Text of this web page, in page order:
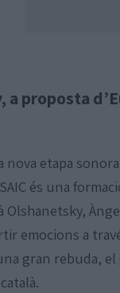
a proposta
etapa
és una
Olshanetsky,
emocions a
gran rebuda,